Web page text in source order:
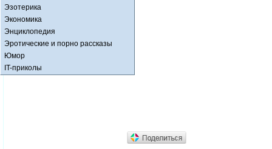
Эзотерика
Экономика
Энциклопедия
Эротические и порно рассказы
Юмор
IT-приколы